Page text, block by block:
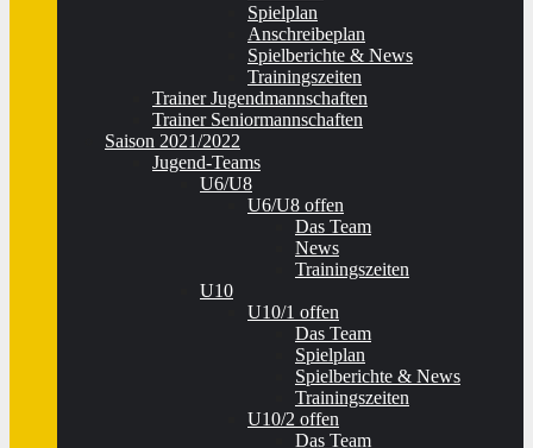
Spielplan
Anschreibeplan
Spielberichte & News
Trainingszeiten
Trainer Jugendmannschaften
Trainer Seniormannschaften
Saison 2021/2022
Jugend-Teams
U6/U8
U6/U8 offen
Das Team
News
Trainingszeiten
U10
U10/1 offen
Das Team
Spielplan
Spielberichte & News
Trainingszeiten
U10/2 offen
Das Team